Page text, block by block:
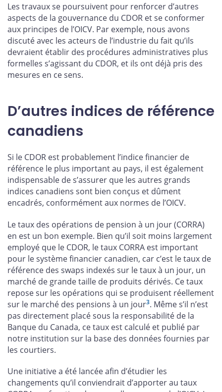
Les travaux se poursuivent pour renforcer d’autres
aspects de la gouvernance du CDOR et se conformer
aux principes de l’OICV. Par exemple, nous avons
discuté avec les acteurs de l’industrie du fait qu’ils
devraient établir des procédures administratives plus
formelles s’agissant du CDOR, et ils ont déjà pris des
mesures en ce sens.
D’autres indices de référence
canadiens
Si le CDOR est probablement l’indice financier de
référence le plus important au pays, il est également
indispensable de s’assurer que les autres grands
indices canadiens sont bien conçus et dûment
encadrés, conformément aux normes de l’OICV.
Le taux des opérations de pension à un jour (CORRA)
en est un bon exemple. Bien qu’il soit moins largement
employé que le CDOR, le taux CORRA est important
pour le système financier canadien, car c’est le taux de
référence des swaps indexés sur le taux à un jour, un
marché de grande taille de produits dérivés. Ce taux
repose sur les opérations qui se produisent réellement
sur le marché des pensions à un jour3. Même s’il n’est
pas directement placé sous la responsabilité de la
Banque du Canada, ce taux est calculé et publié par
notre institution sur la base des données fournies par
les courtiers.
Une initiative a été lancée afin d’étudier les
changements qu’il conviendrait d’apporter au taux